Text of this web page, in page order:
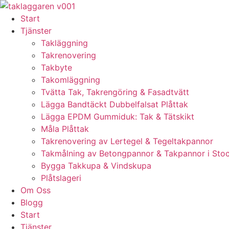
Skip
content
Start
Tjänster
Takläggning
Takrenovering
Takbyte
Takomläggning
Tvätta Tak, Takrengöring & Fasadtvätt
Lägga Bandtäckt Dubbelfalsat Plåttak
Lägga EPDM Gummiduk: Tak & Tätskikt
Måla Plåttak
Takrenovering av Lertegel & Tegeltakpannor
Takmålning av Betongpannor & Takpannor i
Bygga Takkupa & Vindskupa
Plåtslageri
Om Oss
Blogg
Start
Tjänster